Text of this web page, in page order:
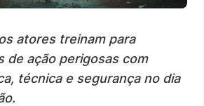
atores treinam para
de ação perigosas com
técnica e segurança no dia